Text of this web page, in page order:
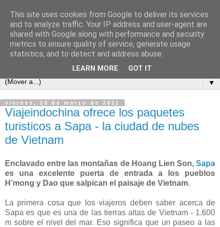
▼
viernes, 25 de marzo de 2011
Viajeindochina ofrece los paquetes
turisticos a Sapa - la ciudad de nubes
de Vietnam
Enclavado entre las montañas de Hoang Lien Son, Sapa
es una excelente puerta de entrada a los pueblos
H’mong y Dao que salpican el paisaje de Vietnam.
La primera cosa que los viajeros deben saber acerca de
Sapa es que es una de las tierras altas de Vietnam - 1.600
m sobre el nivel del mar. Eso significa que un paseo a las
This site uses cookies from Google to deliver its services
and to analyze traffic. Your IP address and user-agent are
shared with Google along with performance and security
metrics to ensure quality of service, generate usage
statistics, and to detect and address abuse.
LEARN MORE GOT IT